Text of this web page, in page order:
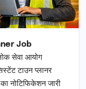
Job
सेवा आयोग
टाउन प्लानर
नोटिफिकेशन जारी